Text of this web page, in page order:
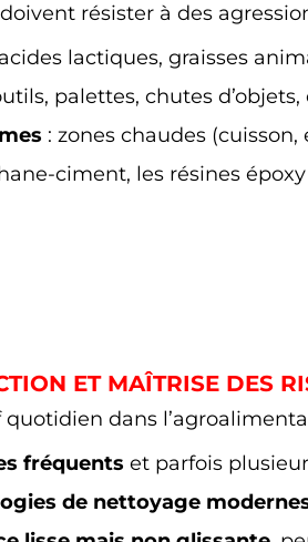
résister à des
lactiques, graisses
palettes, chutes
: zones chaudes
ciment, les résines
ET MAÎTRISE DES
dans
fréquents et parfois
de nettoyage